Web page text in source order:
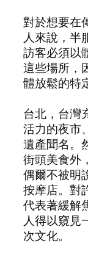
對於想要在
人來說，半
訪客必須以
這些場所，
體放鬆的特
台北，台灣
活力的夜市
遺產聞名。
街頭美食外
偶爾不被明
按摩店。對
代表著緩解
人得以窺見
次文化。